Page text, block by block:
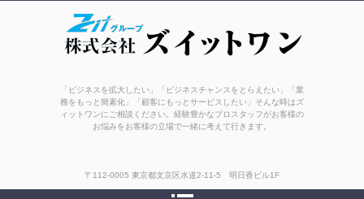
「ビジネスを拡大したい」「ビジネスチャンスをとらえたい」「業
務をもっと簡素化」「顧客にもっとサービスしたい」そんな時はズ
ィットワンにご相談ください。経験豊かなプロスタッフがお客様の
お悩みをお客様の立場で一緒に考えて行きます。
〒112-0005 東京都文京区水道2-11-5 明日香ビル1F